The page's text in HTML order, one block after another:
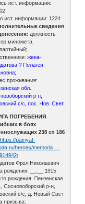
ист. информации:
ист. информации: 1224
сведения
должность -
миномета,
жена-
? Пелагея
проживания:
обл.,
р-н,
с/с, пос. Нов. Свет.
ПОГРЕБЕНИЯ
в боях
238 сп 186
https://pamyat-
heroes/memoria …
Фрол Николаевич
рождения: __.__.1915
рождения: Пензенская
Сосновоборский р-н,
с/с, д. Новый Свет
призыва: